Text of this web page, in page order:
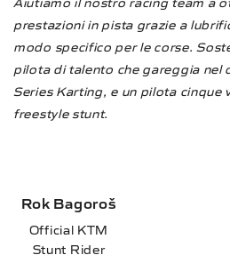
prestazioni in pista grazie a
modo specifico per le corse.
pilota di talento che gareggia nel
Series Karting, e un pilota cinque
freestyle stunt.
Rok Bagoroš
Official KTM
Stunt Rider